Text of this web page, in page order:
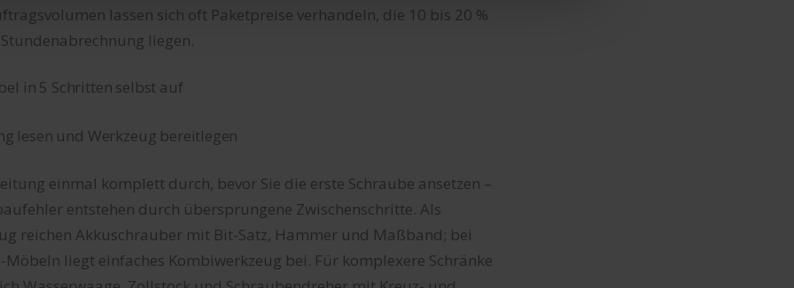
lassen sich oft Paketpreise verhandeln, die 10 bis 20 %
liegen.
in 5 Schritten selbst auf
lesen und Werkzeug bereitlegen
einmal komplett durch, bevor Sie die erste Schraube ansetzen –
entstehen durch übersprungene Zwischenschritte. Als
reichen Akkuschrauber mit Bit-Satz, Hammer und Maßband; bei
liegt einfaches Kombiwerkzeug bei. Für komplexere Schränke